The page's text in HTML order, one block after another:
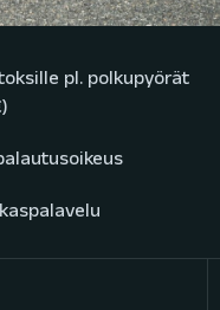
pl. polkupyörät